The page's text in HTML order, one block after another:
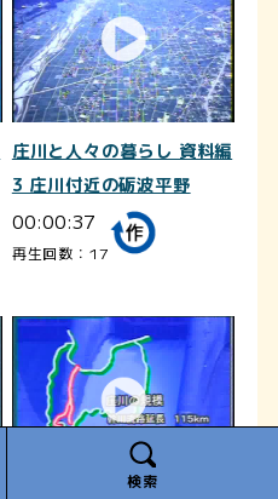
検索
庄川と人々の暮らし 資料編
3 庄川付近の砺波平野
00:00:37
再生回数：17